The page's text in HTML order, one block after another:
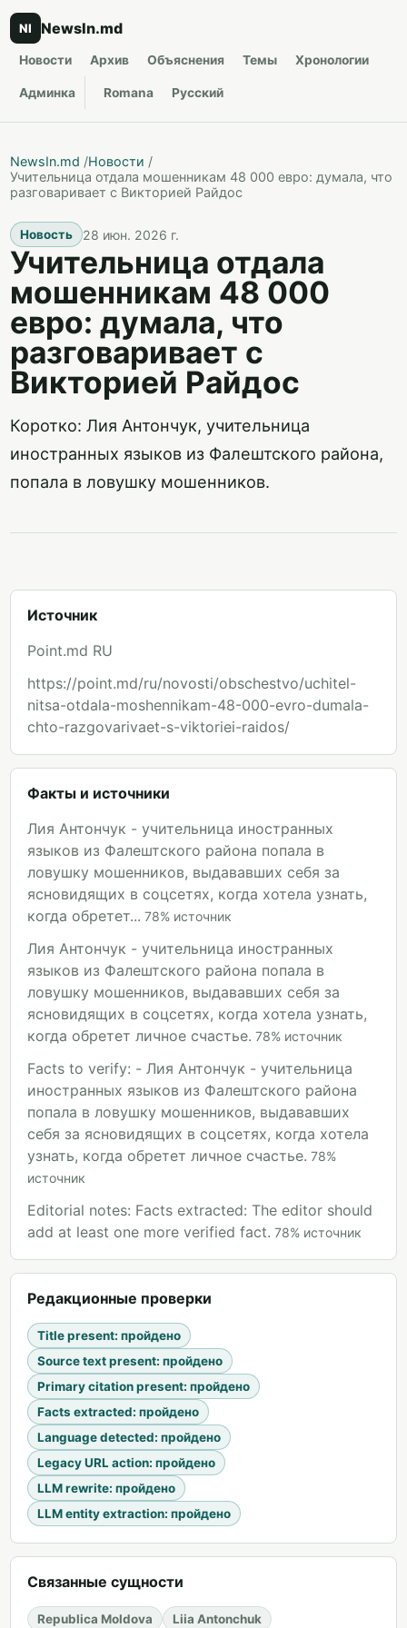
NI NewsIn.md
Новости Архив Объяснения Темы Хронологии
Админка Romana Русский
NewsIn.md /Новости /
Учительница отдала мошенникам 48 000 евро: думала, что
разговаривает с Викторией Райдос
Новость 28 июн. 2026 г.
Учительница отдала
мошенникам 48 000
евро: думала, что
разговаривает с
Викторией Райдос
Коротко: Лия Антончук, учительница
иностранных языков из Фалештского района,
попала в ловушку мошенников.
Источник
Point.md RU
https://point.md/ru/novosti/obschestvo/uchitel-
nitsa-otdala-moshennikam-48-000-evro-dumala-
chto-razgovarivaet-s-viktoriei-raidos/
Факты и источники
Лия Антончук - учительница иностранных
языков из Фалештского района попала в
ловушку мошенников, выдававших себя за
ясновидящих в соцсетях, когда хотела узнать,
когда обретет... 78% источник
Лия Антончук - учительница иностранных
языков из Фалештского района попала в
ловушку мошенников, выдававших себя за
ясновидящих в соцсетях, когда хотела узнать,
когда обретет личное счастье. 78% источник
Facts to verify: - Лия Антончук - учительница
иностранных языков из Фалештского района
попала в ловушку мошенников, выдававших
себя за ясновидящих в соцсетях, когда хотела
узнать, когда обретет личное счастье. 78%
источник
Editorial notes: Facts extracted: The editor should
add at least one more verified fact. 78% источник
Редакционные проверки
Title present: пройдено
Source text present: пройдено
Primary citation present: пройдено
Facts extracted: пройдено
Language detected: пройдено
Legacy URL action: пройдено
LLM rewrite: пройдено
LLM entity extraction: пройдено
Связанные сущности
Republica Moldova Liia Antonchuk